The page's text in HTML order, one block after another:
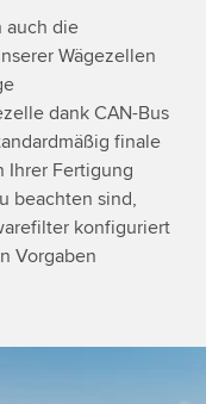
auch die
Wägezellen
dank CAN-Bus
finale
Ihrer Fertigung
beachten sind,
konfiguriert
Vorgaben